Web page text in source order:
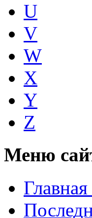
U
V
W
X
Y
Z
Меню